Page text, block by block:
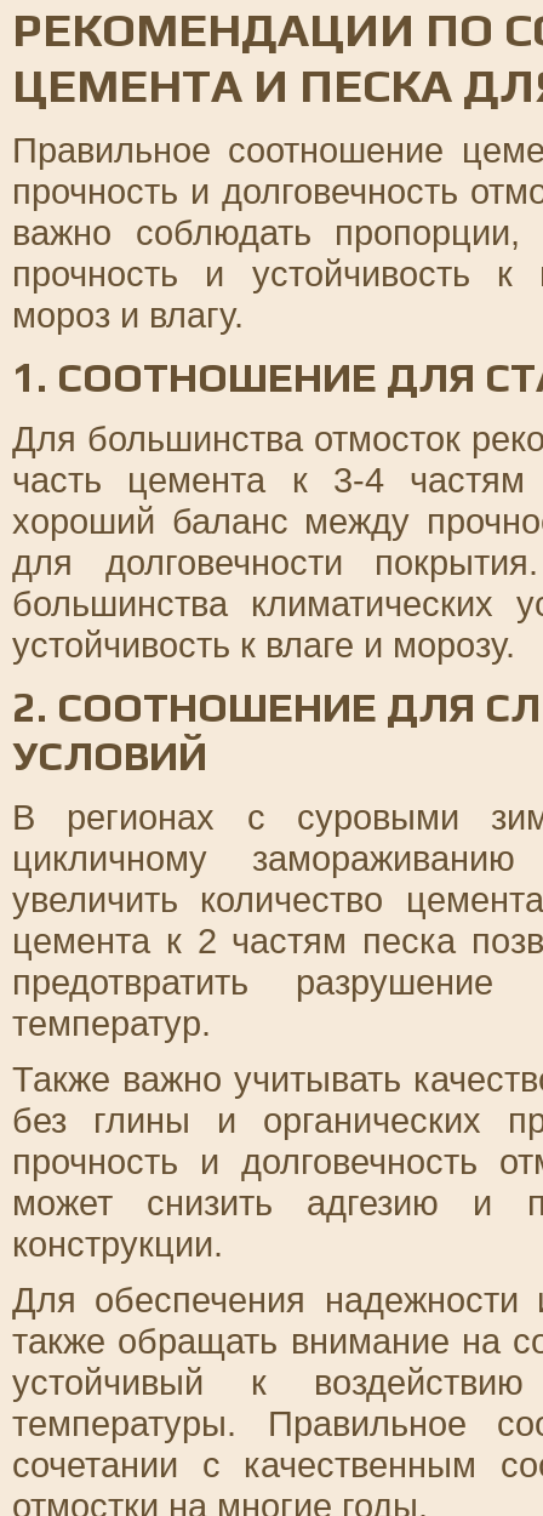
РЕКОМЕНДАЦИИ ПО
ЦЕМЕНТА И ПЕСКА
Правильное соотношение
прочность и долговечность
важно соблюдать пропорции,
прочность и устойчивость
мороз и влагу.
1. СООТНОШЕНИЕ ДЛЯ
Для большинства отмосток
часть цемента к 3-4 частям
хороший баланс между
для долговечности
большинства климатических
устойчивость к влаге и морозу.
2. СООТНОШЕНИЕ ДЛЯ
УСЛОВИЙ
В регионах с суровыми
цикличному
увеличить количество
цемента к 2 частям песка
предотвратить
температур.
Также важно учитывать
без глины и органических
прочность и долговечность
может снизить адгезию и
конструкции.
Для обеспечения надежности
также обращать внимание на
устойчивый к
температуры. Правильное
сочетании с качественным
отмостки на многие годы.